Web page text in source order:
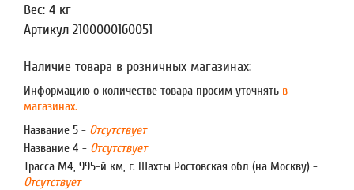
Вес: 4 кг
Артикул 2100000160051
Наличие товара в розничных магазинах:
Информацию о количестве товара просим уточнять в
магазинах.
Название 5 - Отсутствует
Название 4 - Отсутствует
Трасса М4, 995-й км, г. Шахты Ростовская обл (на Москву) -
Отсутствует